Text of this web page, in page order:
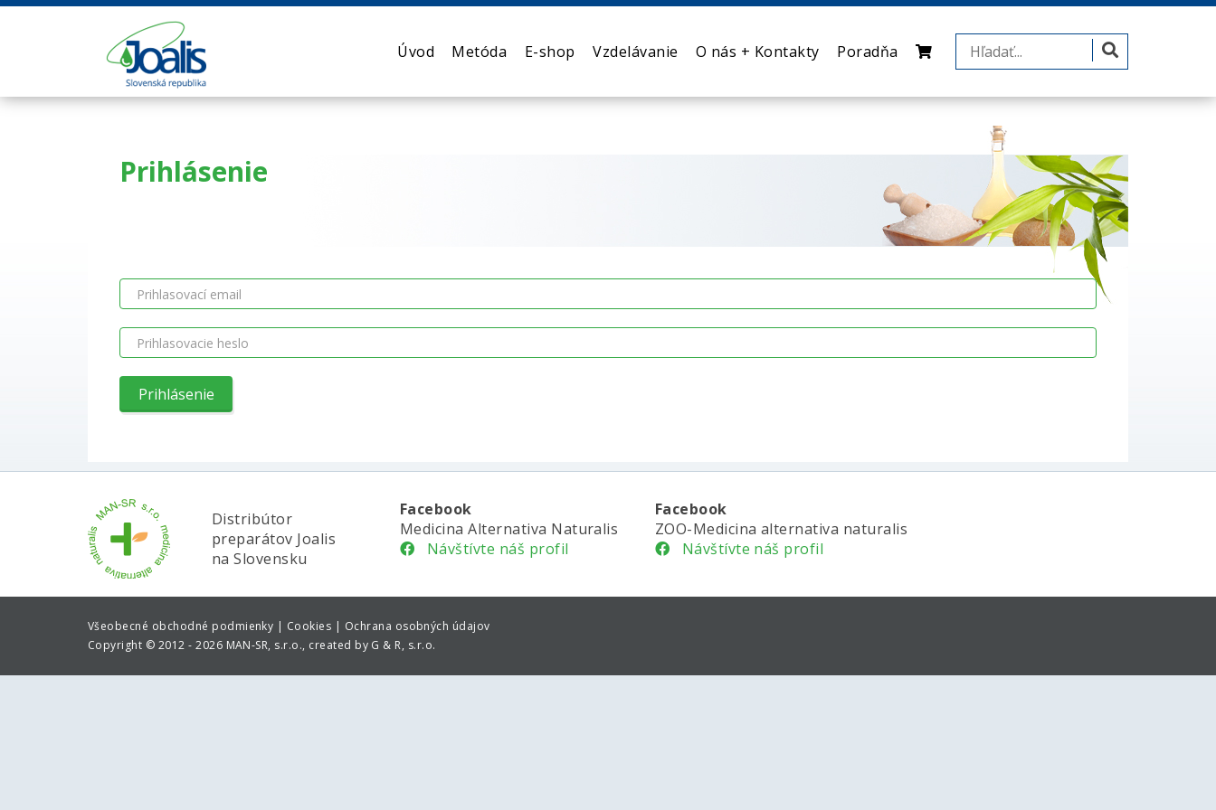
Úvod Metóda E-shop Vzdelávanie O nás + Kontakty Poradňa
Prihlásenie
Distribútor
preparátov Joalis
na Slovensku
Facebook
Medicina Alternativa Naturalis
Návštívte náš profil
Facebook
ZOO-Medicina alternativa naturalis
Návštívte náš profil
Všeobecné obchodné podmienky | Cookies | Ochrana osobných údajov
Copyright © 2012 - 2026 MAN-SR, s.r.o., created by G & R, s.r.o.